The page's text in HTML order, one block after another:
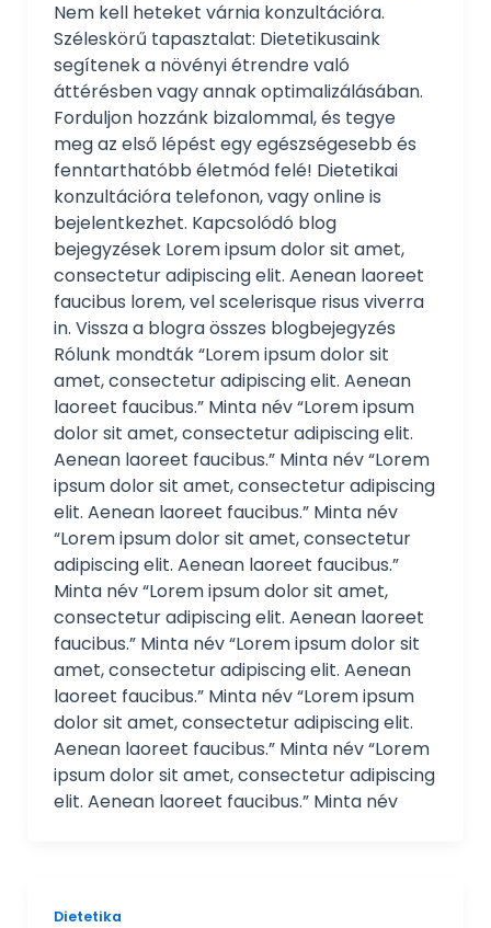
Nem kell heteket várnia konzultációra.
Széleskörű tapasztalat: Dietetikusaink
segítenek a növényi étrendre való
áttérésben vagy annak optimalizálásában.
Forduljon hozzánk bizalommal, és tegye
meg az első lépést egy egészségesebb és
fenntarthatóbb életmód felé! Dietetikai
konzultációra telefonon, vagy online is
bejelentkezhet. Kapcsolódó blog
bejegyzések Lorem ipsum dolor sit amet,
consectetur adipiscing elit. Aenean laoreet
faucibus lorem, vel scelerisque risus viverra
in. Vissza a blogra összes blogbejegyzés
Rólunk mondták “Lorem ipsum dolor sit
amet, consectetur adipiscing elit. Aenean
laoreet faucibus.” Minta név “Lorem ipsum
dolor sit amet, consectetur adipiscing elit.
Aenean laoreet faucibus.” Minta név “Lorem
ipsum dolor sit amet, consectetur adipiscing
elit. Aenean laoreet faucibus.” Minta név
“Lorem ipsum dolor sit amet, consectetur
adipiscing elit. Aenean laoreet faucibus.”
Minta név “Lorem ipsum dolor sit amet,
consectetur adipiscing elit. Aenean laoreet
faucibus.” Minta név “Lorem ipsum dolor sit
amet, consectetur adipiscing elit. Aenean
laoreet faucibus.” Minta név “Lorem ipsum
dolor sit amet, consectetur adipiscing elit.
Aenean laoreet faucibus.” Minta név “Lorem
ipsum dolor sit amet, consectetur adipiscing
elit. Aenean laoreet faucibus.” Minta név
Dietetika